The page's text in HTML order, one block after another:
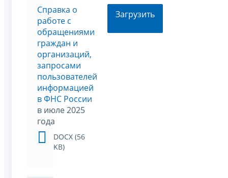
Справка о
работе с
обращениями
граждан и
организаций,
запросами
пользователей
информацией
в ФНС России
в июле 2025
года
DOCX (56
KB)
Загрузить